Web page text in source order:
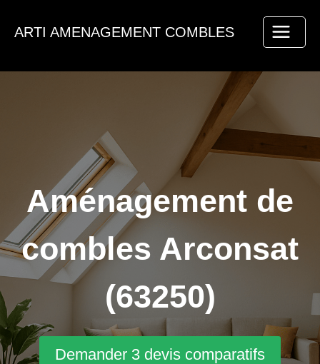
ARTI AMENAGEMENT COMBLES
Aménagement de
combles Arconsat
(63250)
Demander 3 devis comparatifs